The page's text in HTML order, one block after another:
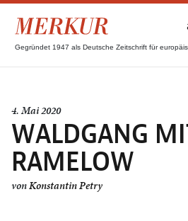
Gegründet 1947 als Deutsche Zeitschrift für
4. Mai 2020
WALDGANG
RAMELOW
vonKonstantin Petry